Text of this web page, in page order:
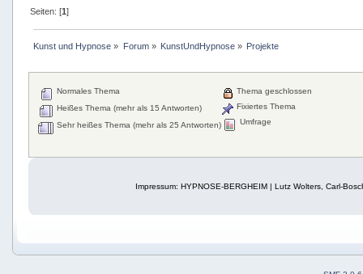
Seiten: [1]
Kunst und Hypnose » Forum» KunstUndHypnose» Projekte
Normales Thema
Heißes Thema (mehr als 15 Antworten)
Sehr heißes Thema (mehr als 25 Antworten)
Thema geschlossen
Fixiertes Thema
Umfrage
Impressum: HYPNOSE-BERGHEIM | Lutz Wolters, Carl-